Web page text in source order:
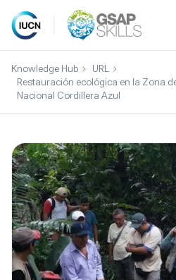
Skip
content
Knowledge Hub
URL
Restauración ecológica en la Zona
Nacional Cordillera Azul